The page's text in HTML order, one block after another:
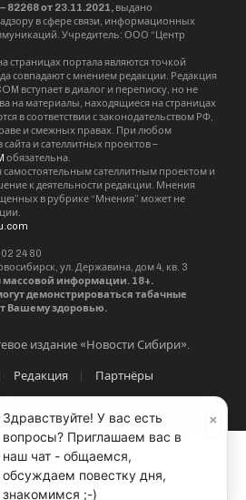
82268 от 23.11.2021, выдано
в сфере связи, информационных
Учредитель: ООО “Центр
страницах портала являются точкой
совпадают с мнением редакции. Редакция
вступает в диалог и переписку, но не
на материалы, находящиеся на страницах
в соответствии с законодательством РФ,
и смежных правах. При любом
и сателлитных проектов –
обязательна.
самостоятельным сателлитным проектом и
к деятельности редакции. Мнения
в рубрике “Мнения” может не
24 80
ул. Державина, дом 4, кв. 3
массовой информации. 18+.
демонстрироваться табачные
Вашему здоровью.
издание «Новости Сибири».
Редакция Партнёры
×
Здравствуйте! У вас есть
вопросы? Приглашаем вас в
наш чат - общаемся,
обсуждаем повестку дня,
знакомимся ;-)